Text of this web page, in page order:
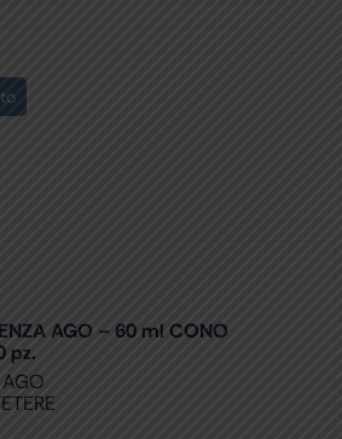
AGO – 60 ml CONO
pz.
AGO